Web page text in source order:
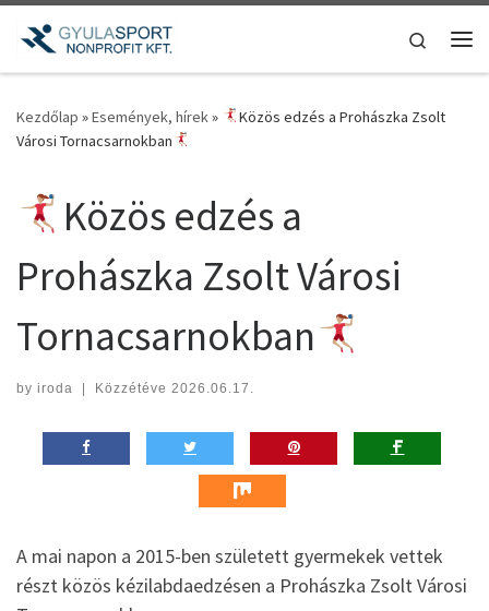
Teljes tartalom megjelenítése
Search
Kezdőlap »Események, hírek»
Közös edzés a Prohászka Zsolt
Városi Tornacsarnokban
Közös edzés a
Prohászka Zsolt Városi
Tornacsarnokban
by iroda | Közzétéve 2026.06.17.
A mai napon a 2015-ben született gyermekek vettek
részt közös kézilabdaedzésen a Prohászka Zsolt Városi